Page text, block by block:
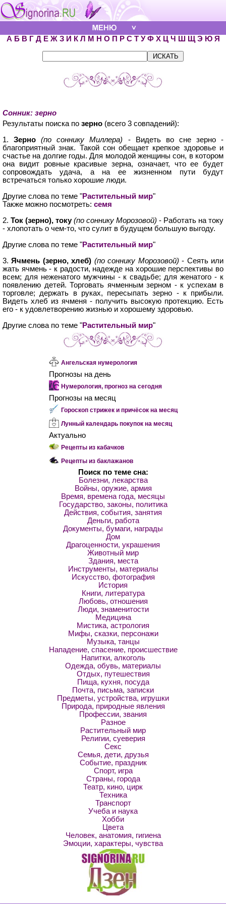
А Б В Г Д Е Ж З И К Л М Н О П Р С Т У Ф Х Ц Ч Ш Щ Э Ю Я
Сонник: зерно
Результаты поиска по зерно (всего 3 совпадений):
1.Зерно(по соннику Миллера) - Видеть во сне зерно -
благоприятный знак. Такой сон обещает крепкое здоровье и
счастье на долгие годы. Для молодой женщины сон, в котором
она видит ровные красивые зерна, означает, что ее будет
сопровождать удача, а на ее жизненном пути будут
встречаться только хорошие люди.
Другие слова по теме "Растительный мир"
Также можно посмотреть: семя
2. Ток (зерно), току(по соннику Морозовой) - Работать на току
- хлопотать о чем-то, что сулит в будущем большую выгоду.
Другие слова по теме "Растительный мир"
3.Ячмень (зерно, хлеб) (по соннику Морозовой) - Сеять или
жать ячмень - к радости, надежде на хорошие перспективы во
всем; для неженатого мужчины - к свадьбе; для женатого - к
появлению детей. Торговать ячменным зерном - к успехам в
торговле; держать в руках, пересыпать зерно - к прибыли.
Видеть хлеб из ячменя - получить высокую протекцию. Есть
его - к удовлетворению жизнью и хорошему здоровью.
Другие слова по теме "Растительный мир"
Ангельская нумерология
Прогнозы на день
Нумерология, прогноз на сегодня
Прогнозы на месяц
Гороскоп стрижек и причёсок на месяц
Лунный календарь покупок на месяц
Актуально
Рецепты из кабачков
Рецепты из баклажанов
Поиск по теме сна:
Болезни, лекарства
Войны, оружие, армия
Время, времена года, месяцы
Государство, законы, политика
Действия, события, занятия
Деньги, работа
Документы, бумаги, награды
Дом
Драгоценности, украшения
Животный мир
Здания, места
Инструменты, материалы
Искусство, фотография
История
Книги, литература
Любовь, отношения
Люди, знаменитости
Медицина
Мистика, астрология
Мифы, сказки, персонажи
Музыка, танцы
Нападение, спасение, происшествие
Напитки, алкоголь
Одежда, обувь, материалы
Отдых, путешествия
Пища, кухня, посуда
Почта, письма, записки
Предметы, устройства, игрушки
Природа, природные явления
Профессии, звания
Разное
Растительный мир
Религии, суеверия
Секс
Семья, дети, друзья
Событие, праздник
Спорт, игра
Страны, города
Театр, кино, цирк
Техника
Транспорт
Учеба и наука
Хобби
Цвета
Человек, анатомия, гигиена
Эмоции, характеры, чувства